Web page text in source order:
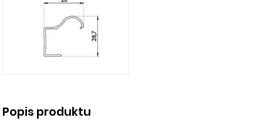
Popis produktu